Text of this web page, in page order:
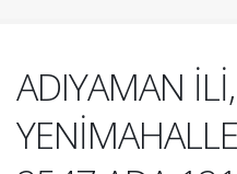
ADIYAMAN